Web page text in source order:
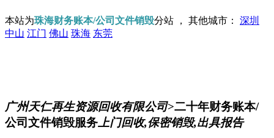
本站为珠海财务账本/公司文件销毁分站 ， 其他城市： 深圳
中山 江门 佛山 珠海 东莞
广州天仁再生资源回收有限公司>二十年财务账本/
公司文件销毁服务 上门回收,保密销毁,出具报告